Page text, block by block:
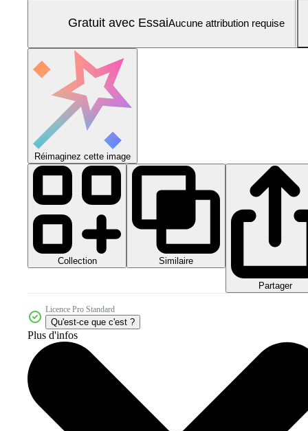
Gratuit avec EssaiAucune attribution requise
Réimaginez cette image
Collection Similaire
Partager
Licence Pro Standard
Qu'est-ce que c'est ?
Plus d'infos